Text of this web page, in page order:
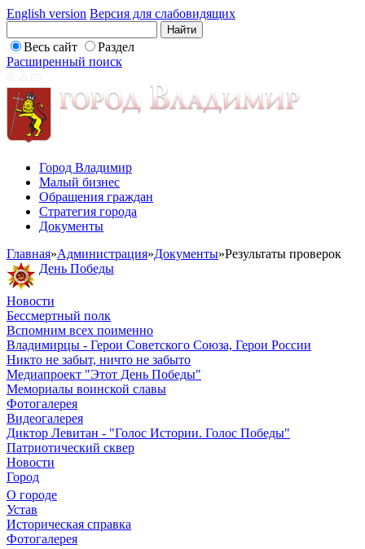
English version Версия для слабовидящих
Весь сайт
Раздел
Расширенный поиск
Город Владимир
Малый бизнес
Обращения граждан
Стратегия города
Документы
Главная»Администрация»Документы»Результаты проверок
День Победы
Новости
Бессмертный полк
Вспомним всех поименно
Владимирцы - Герои Советского Союза, Герои России
Никто не забыт, ничто не забыто
Медиапроект "Этот День Победы"
Мемориалы воинской славы
Фотогалерея
Видеогалерея
Диктор Левитан - "Голос Истории. Голос Победы"
Патриотический сквер
Новости
Город
О городе
Устав
Историческая справка
Фотогалерея